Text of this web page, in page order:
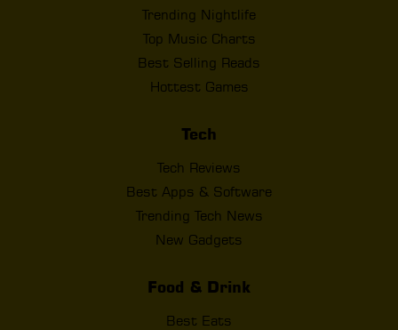
Trending Nightlife
Top Music Charts
Best Selling Reads
Hottest Games
Tech
Tech Reviews
Best Apps & Software
Trending Tech News
New Gadgets
Food & Drink
Best Eats